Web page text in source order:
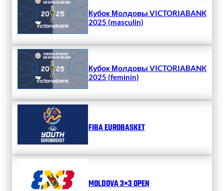
Кубок Молдовы VICTORIABANK
2025 (masculin)
Кубок Молдовы VICTORIABANK
2025 (feminin)
FIBA EUROBASKET
MOLDOVA 3×3 OPEN